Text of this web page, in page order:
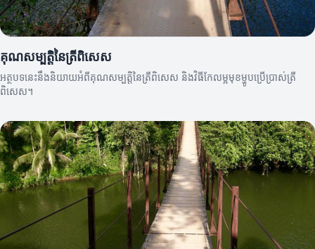
គុណសម្បត្តិនៃត្រីពិសេស
អត្ថបទនេះនឹងនិយាយអំពីគុណសម្បត្តិនៃត្រីពិសេស និងវិធីកែលម្អមុខម្ហូបប្រើប្រាស់ត្រី
ពិសេស។